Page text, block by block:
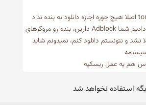
همش میگه تشخیص دادیم شما Adblock دارین، بنده رو مروگرهای
و نتونستم دانلود کنم، نمیدونم شاید
هم یه عمل ریسکیه
استفاده نخواهد شد